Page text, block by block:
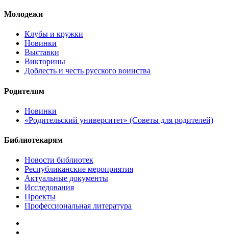
Молодежи
Клубы и кружки
Новинки
Выставки
Викторины
Доблесть и честь русского воинства
Родителям
Новинки
«Родительский университет» (Советы для родителей)
Библиотекарям
Новости библиотек
Республиканские мероприятия
Актуальные документы
Исследования
Проекты
Профессиональная литература